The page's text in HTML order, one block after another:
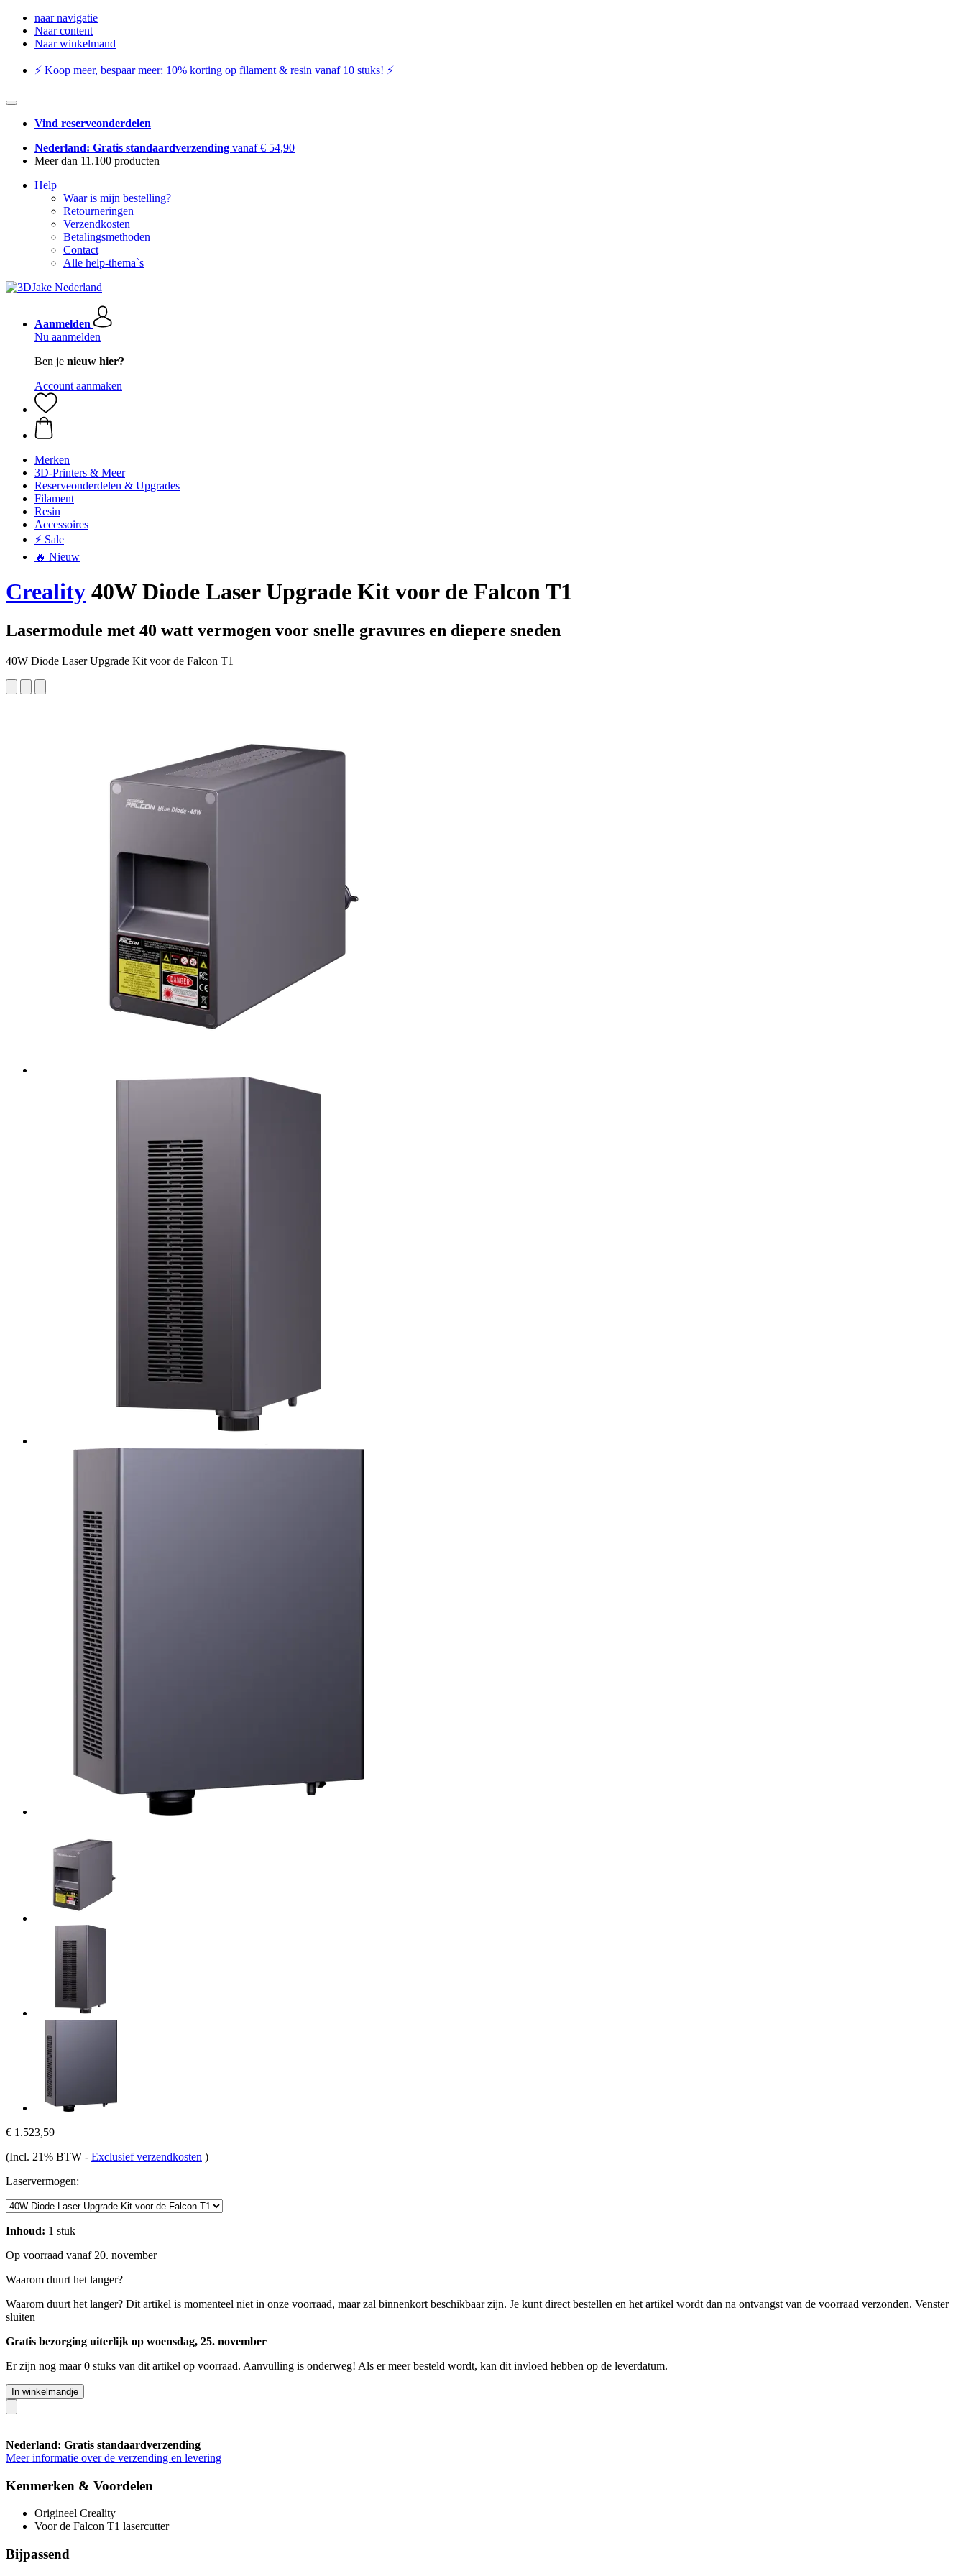
naar navigatie
Naar content
Naar winkelmand
⚡️ Koop meer, bespaar meer: ​​10% korting op filament & resin vanaf 10 stuks! ⚡️
Vind reserveonderdelen
Nederland: Gratis standaardverzending vanaf € 54,90
Meer dan 11.100 producten
Help
Waar is mijn bestelling?
Retourneringen
Verzendkosten
Betalingsmethoden
Contact
Alle help-thema`s
Aanmelden
Nu aanmelden
Ben je nieuw hier?
Account aanmaken
Merken
3D-Printers & Meer
Reserveonderdelen & Upgrades
Filament
Resin
Accessoires
⚡ Sale
🔥 Nieuw
Creality 40W Diode Laser Upgrade Kit voor de Falcon T1
Lasermodule met 40 watt vermogen voor snelle gravures en diepere sneden
40W Diode Laser Upgrade Kit voor de Falcon T1
€ 1.523,59
(Incl. 21% BTW - Exclusief verzendkosten )
Laservermogen:
Inhoud: 1 stuk
Op voorraad vanaf 20. november
Waarom duurt het langer?
Waarom duurt het langer? Dit artikel is momenteel niet in onze voorraad, maar zal binnenkort beschikbaar zijn. Je kunt direct bestellen en het artikel wordt dan na ontvangst van de voorraad verzonden. Venster
sluiten
Gratis bezorging uiterlijk op woensdag, 25. november
Er zijn nog maar 0 stuks van dit artikel op voorraad. Aanvulling is onderweg! Als er meer besteld wordt, kan dit invloed hebben op de leverdatum.
In winkelmandje
Nederland: Gratis standaardverzending
Meer informatie over de verzending en levering
Kenmerken & Voordelen
Origineel Creality
Voor de Falcon T1 lasercutter
Bijpassend